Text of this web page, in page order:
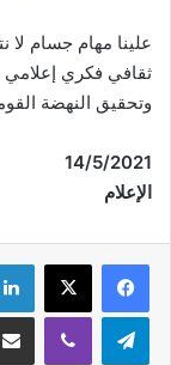
علينا مهام جسام
ثقافي فكري
وتحقيق النهضة
الإعلام
فيسبوك